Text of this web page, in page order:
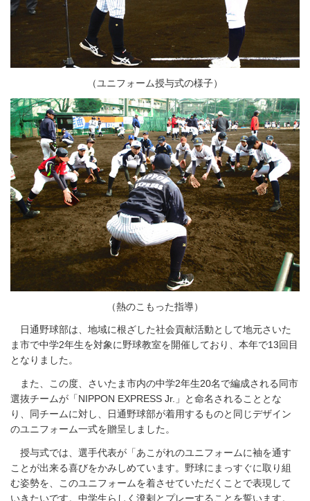
（ユニフォーム授与式の様子）
（熱のこもった指導）
日通野球部は、地域に根ざした社会貢献活動として地元さいた
ま市で中学2年生を対象に野球教室を開催しており、本年で13回目
となりました。
また、この度、さいたま市内の中学2年生20名で編成される同市
選抜チームが「NIPPON EXPRESS Jr.」と命名されることとな
り、同チームに対し、日通野球部が着用するものと同じデザイン
のユニフォーム一式を贈呈しました。
授与式では、選手代表が「あこがれのユニフォームに袖を通す
ことが出来る喜びをかみしめています。野球にまっすぐに取り組
む姿勢を、このユニフォームを着させていただくことで表現して
いきたいです。中学生らしく溌剌とプレーすることを誓います。